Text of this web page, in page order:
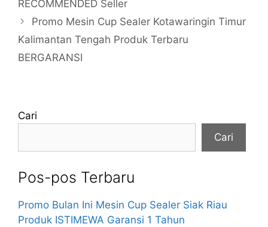
RECOMMENDED Seller
Promo Mesin Cup Sealer Kotawaringin Timur
Kalimantan Tengah Produk Terbaru
BERGARANSI
Cari
Cari
Pos-pos Terbaru
Promo Bulan Ini Mesin Cup Sealer Siak Riau
Produk ISTIMEWA Garansi 1 Tahun